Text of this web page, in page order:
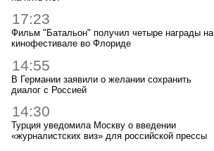
17:23
Фильм "Батальон" получил четыре награды на
кинофестивале во Флориде
14:55
В Германии заявили о желании сохранить
диалог с Россией
14:30
Турция уведомила Москву о введении
«журналистских виз» для российской прессы